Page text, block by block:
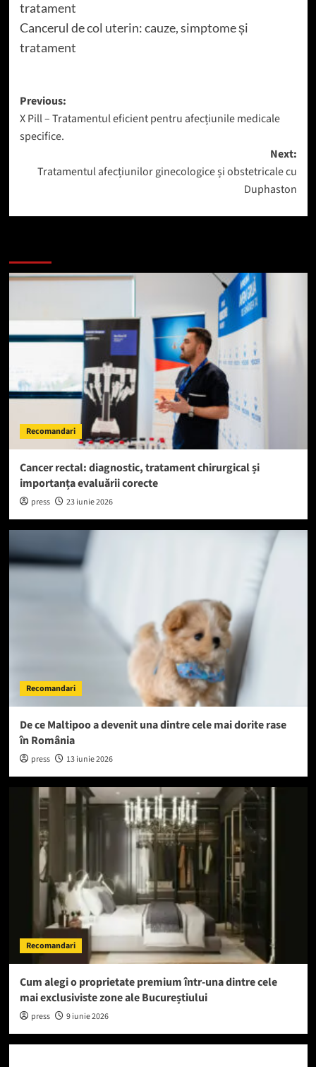
tratament
Cancerul de col uterin: cauze, simptome și
tratament
Post
navigation
Previous:
X Pill – Tratamentul eficient pentru afecțiunile medicale
specifice.
Next:
Tratamentul afecțiunilor ginecologice și obstetricale cu
Duphaston
Recomandari
Cancer rectal: diagnostic, tratament chirurgical și
importanța evaluării corecte
press 23 iunie 2026
Recomandari
De ce Maltipoo a devenit una dintre cele mai dorite rase
în România
press 13 iunie 2026
Recomandari
Cum alegi o proprietate premium într-una dintre cele
mai exclusiviste zone ale Bucureștiului
press 9 iunie 2026